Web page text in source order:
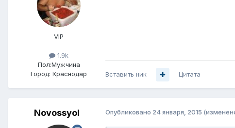
VIP
1.9k
Пол:Мужчина
Город: Краснодар Вставить ник Цитата
Novossyol Опубликовано 24 января, 2015